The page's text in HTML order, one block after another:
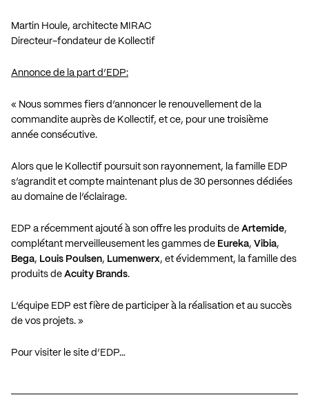
Martin Houle, architecte MIRAC
Directeur-fondateur de Kollectif
Annonce de la part d’EDP:
« Nous sommes fiers d’annoncer le renouvellement de la
commandite auprès de Kollectif, et ce, pour une troisième
année consécutive.
Alors que le Kollectif poursuit son rayonnement, la famille EDP
s’agrandit et compte maintenant plus de 30 personnes dédiées
au domaine de l’éclairage.
EDP a récemment ajouté à son offre les produits de Artemide,
complétant merveilleusement les gammes de Eureka, Vibia,
Bega, Louis Poulsen, Lumenwerx, et évidemment, la famille des
produits de Acuity Brands.
L’équipe EDP est fière de participer à la réalisation et au succès
de vos projets. »
Pour visiter le site d’EDP…